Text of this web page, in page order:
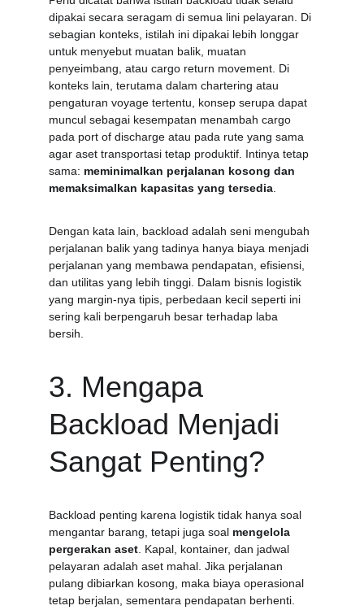
dipakai secara seragam di semua lini pelayaran. Di
sebagian konteks, istilah ini dipakai lebih longgar
untuk menyebut muatan balik, muatan
penyeimbang, atau cargo return movement. Di
konteks lain, terutama dalam chartering atau
pengaturan voyage tertentu, konsep serupa dapat
muncul sebagai kesempatan menambah cargo
pada port of discharge atau pada rute yang sama
agar aset transportasi tetap produktif. Intinya tetap
sama: meminimalkan perjalanan kosong dan
memaksimalkan kapasitas yang tersedia
Dengan kata lain, backload adalah seni mengubah
perjalanan balik yang tadinya hanya biaya menjadi
perjalanan yang membawa pendapatan, efisiensi,
dan utilitas yang lebih tinggi. Dalam bisnis logistik
yang margin-nya tipis, perbedaan kecil seperti ini
sering kali berpengaruh besar terhadap laba
bersih.
3. Mengapa
Backload Menjadi
Sangat Penting?
Backload penting karena logistik tidak hanya soal
mengantar barang, tetapi juga soal mengelola
pergerakan aset . Kapal, kontainer, dan jadwal
pelayaran adalah aset mahal. Jika perjalanan
pulang dibiarkan kosong, maka biaya operasional
tetap berjalan, sementara pendapatan berhenti.